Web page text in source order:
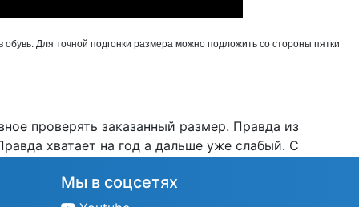
Для точной подгонки размера можно подложить со стороны пятки
проверять заказанный размер. Правда из
хватает на год а дальше уже слабый. С
Мы в соцсетях